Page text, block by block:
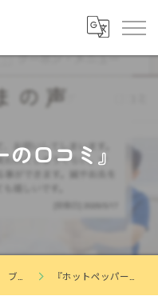
口コミ』
ブログ 『ホットペッパーの口コミ』